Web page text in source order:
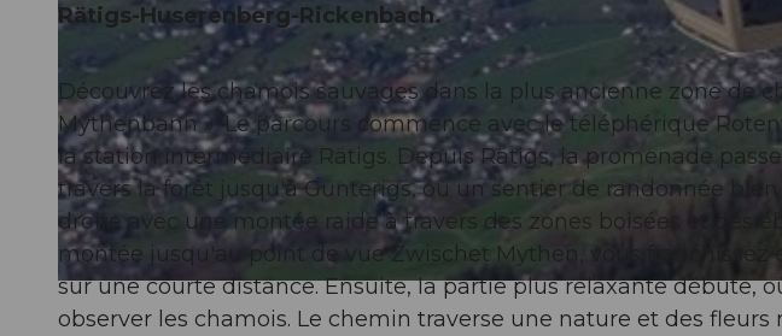
© Erhard Gick, Schwyzer Wanderwege
© Unbekannt, Schwyz Tourismus
Rätigs-Huserenberg-Rickenbach.
Découvrez les chamois sauvages dans la plus ancienne zone de
Mythenbann ». Le parcours commence avec le téléphérique
la station intermédiaire Rätigs. Depuis Rätigs, la promenade
travers la forêt jusqu'à Günterigs, où un sentier de randonnée
droite avec une montée raide à travers des zones boisées et des
montée jusqu'au point de vue Zwischet Mythen, vous
sur une courte distance. Ensuite, la partie plus relaxante débute,
observer les chamois. Le chemin traverse une nature et des